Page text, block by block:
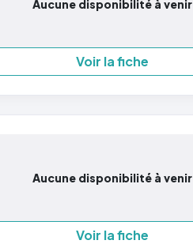
Aucune disponibilité à venir
Voir la fiche
Aucune disponibilité à venir
Voir la fiche